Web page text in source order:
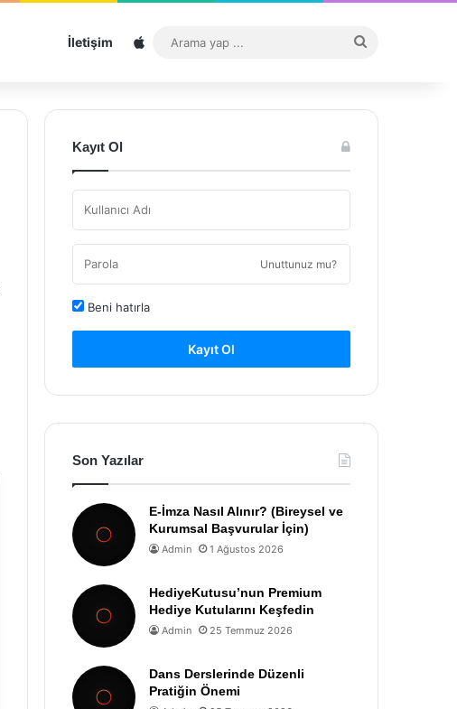
İletişim Sitemap
...
Kayıt Ol
Unuttunuz mu?
Beni hatırla
Kayıt Ol
Son Yazılar
E-İmza Nasıl Alınır? (Bireysel ve
Kurumsal Başvurular İçin)
Admin 1 Ağustos 2026
HediyeKutusu’nun Premium
Hediye Kutularını Keşfedin
Admin 25 Temmuz 2026
Dans Derslerinde Düzenli
Pratiğin Önemi